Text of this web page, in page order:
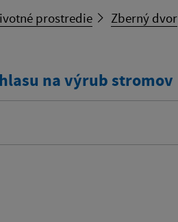
prostredie Zberný dvor
na výrub stromov